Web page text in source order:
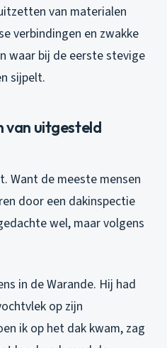
van materialen
verbindingen en zwakke
waar bij de eerste stevige
sijpelt.
van uitgesteld
Want de meeste mensen
door een dakinspectie
wel, maar volgens
in de Warande. Hij had
op zijn
ik op het dak kwam, zag